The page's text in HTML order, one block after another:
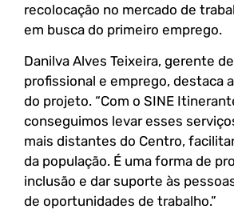
recolocação no mercado de
em busca do primeiro emprego.
Danilva Alves Teixeira, gerente
profissional e emprego, destaca
do projeto. “Com o SINE
conseguimos levar esses
mais distantes do Centro,
da população. É uma forma de
inclusão e dar suporte às
de oportunidades de trabalho.”